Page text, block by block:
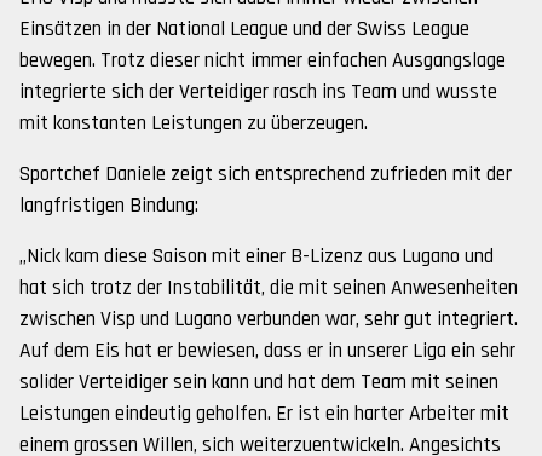
Einsätzen in der National League und der Swiss League
bewegen. Trotz dieser nicht immer einfachen Ausgangslage
integrierte sich der Verteidiger rasch ins Team und wusste
mit konstanten Leistungen zu überzeugen.
Sportchef Daniele zeigt sich entsprechend zufrieden mit der
langfristigen Bindung:
„Nick kam diese Saison mit einer B-Lizenz aus Lugano und
hat sich trotz der Instabilität, die mit seinen Anwesenheiten
zwischen Visp und Lugano verbunden war, sehr gut integriert.
Auf dem Eis hat er bewiesen, dass er in unserer Liga ein sehr
solider Verteidiger sein kann und hat dem Team mit seinen
Leistungen eindeutig geholfen. Er ist ein harter Arbeiter mit
einem grossen Willen, sich weiterzuentwickeln. Angesichts